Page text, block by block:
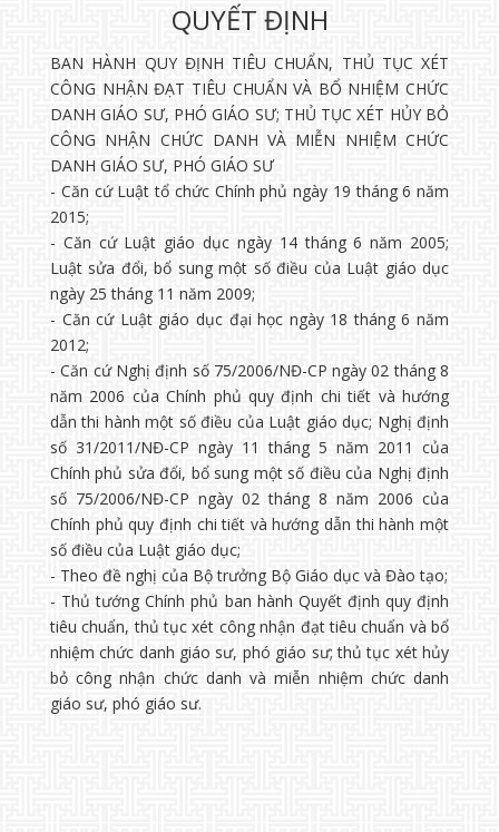
QUYẾT ĐỊNH
BAN HÀNH QUY ĐỊNH TIÊU CHUẨN, THỦ TỤC XÉT
CÔNG NHẬN ĐẠT TIÊU CHUẨN VÀ BỔ NHIỆM CHỨC
DANH GIÁO SƯ, PHÓ GIÁO SƯ; THỦ TỤC XÉT HỦY BỎ
CÔNG NHẬN CHỨC DANH VÀ MIỄN NHIỆM CHỨC
DANH GIÁO SƯ, PHÓ GIÁO SƯ
- Căn cứ Luật tổ chức Chính phủ ngày 19 tháng 6 năm
2015;
- Căn cứ Luật giáo dục ngày 14 tháng 6 năm 2005;
Luật sửa đổi, bổ sung một số điều của Luật giáo dục
ngày 25 tháng 11 năm 2009;
- Căn cứ Luật giáo dục đại học ngày 18 tháng 6 năm
2012;
- Căn cứ Nghị định số 75/2006/NĐ-CP ngày 02 tháng 8
năm 2006 của Chính phủ quy định chi tiết và hướng
dẫn thi hành một số điều của Luật giáo dục; Nghị định
số 31/2011/NĐ-CP ngày 11 tháng 5 năm 2011 của
Chính phủ sửa đổi, bổ sung một số điều của Nghị định
số 75/2006/NĐ-CP ngày 02 tháng 8 năm 2006 của
Chính phủ quy định chi tiết và hướng dẫn thi hành một
số điều của Luật giáo dục;
- Theo đề nghị của Bộ trưởng Bộ Giáo dục và Đào tạo;
- Thủ tướng Chính phủ ban hành Quyết định quy định
tiêu chuẩn, thủ tục xét công nhận đạt tiêu chuẩn và bổ
nhiệm chức danh giáo sư, phó giáo sư; thủ tục xét hủy
bỏ công nhận chức danh và miễn nhiệm chức danh
giáo sư, phó giáo sư.